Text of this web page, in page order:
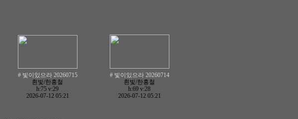
# 빛이있으라 20260715
흰빛/한홍철
h:75 v:29
2026-07-12 05:21
# 빛이있으라 20260714
흰빛/한홍철
h:69 v:28
2026-07-12 05:21